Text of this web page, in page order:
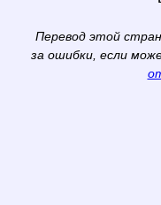
Перевод этой
за ошибки, если